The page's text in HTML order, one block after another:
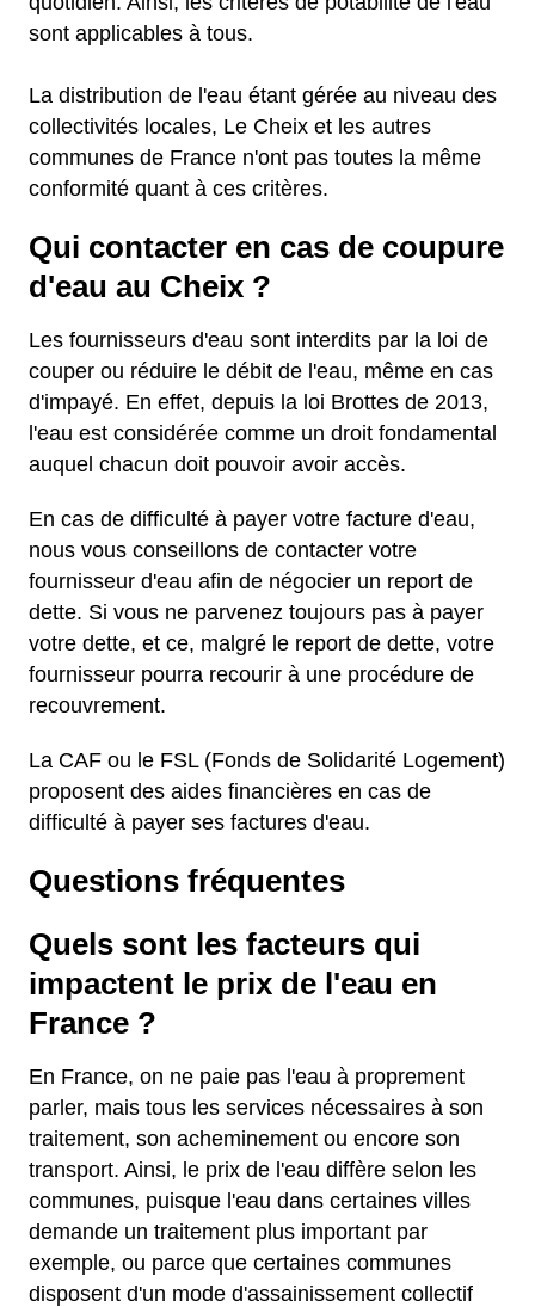
sont applicables à tous.
La distribution de l'eau étant gérée au niveau des
collectivités locales, Le Cheix et les autres
communes de France n'ont pas toutes la même
conformité quant à ces critères.
Qui contacter en cas de coupure
d'eau au Cheix ?
Les fournisseurs d'eau sont interdits par la loi de
couper ou réduire le débit de l'eau, même en cas
d'impayé. En effet, depuis la loi Brottes de 2013,
l'eau est considérée comme un droit fondamental
auquel chacun doit pouvoir avoir accès.
En cas de difficulté à payer votre facture d'eau,
nous vous conseillons de contacter votre
fournisseur d'eau afin de négocier un report de
dette. Si vous ne parvenez toujours pas à payer
votre dette, et ce, malgré le report de dette, votre
fournisseur pourra recourir à une procédure de
recouvrement.
La CAF ou le FSL (Fonds de Solidarité Logement)
proposent des aides financières en cas de
difficulté à payer ses factures d'eau.
Questions fréquentes
Quels sont les facteurs qui
impactent le prix de l'eau en
France ?
En France, on ne paie pas l'eau à proprement
parler, mais tous les services nécessaires à son
traitement, son acheminement ou encore son
transport. Ainsi, le prix de l'eau diffère selon les
communes, puisque l'eau dans certaines villes
demande un traitement plus important par
exemple, ou parce que certaines communes
disposent d'un mode d'assainissement collectif